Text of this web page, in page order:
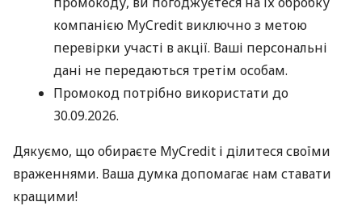
компанією MyCredit виключно з метою
перевірки участі в акції. Ваші персональні
дані не передаються третім особам.
Промокод потрібно використати до
30.09.2026.
Дякуємо, що обираєте MyCredit і ділитеся своїми
враженнями. Ваша думка допомагає нам ставати
кращими!